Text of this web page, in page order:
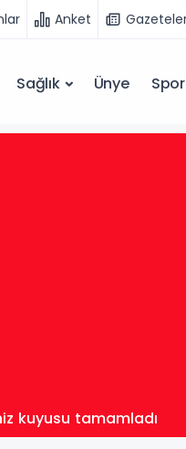
Anket
Sağlık Ünye Spor
kuyusu tamamladı